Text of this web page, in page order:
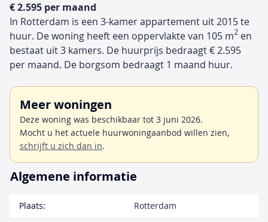
€ 2.595 per maand
In Rotterdam is een 3-kamer appartement uit 2015 te
huur. De woning heeft een oppervlakte van 105 m2 en
bestaat uit 3 kamers. De huurprijs bedraagt € 2.595
per maand. De borgsom bedraagt 1 maand huur.
Meer woningen
Deze woning was beschikbaar tot 3 juni 2026.
Mocht u het actuele huurwoningaanbod willen zien,
schrijft u zich dan in.
Algemene informatie
Plaats:
Rotterdam